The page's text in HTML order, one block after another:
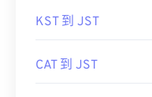
KST 到 JST
CAT 到 JST